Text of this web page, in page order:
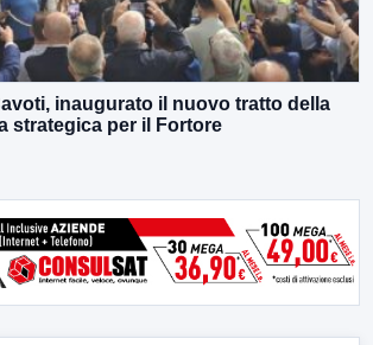
inaugurato il nuovo tratto della
strategica per il Fortore